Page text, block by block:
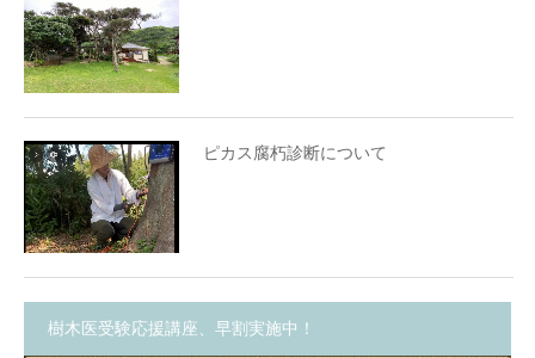
ピカス腐朽診断について
樹木医受験応援講座、早割実施中！